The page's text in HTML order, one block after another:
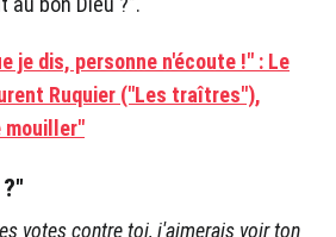
je dis, personne n'écoute !" : Le
Ruquier ("Les traîtres"),
mouiller"
votes contre toi, j'aimerais voir ton